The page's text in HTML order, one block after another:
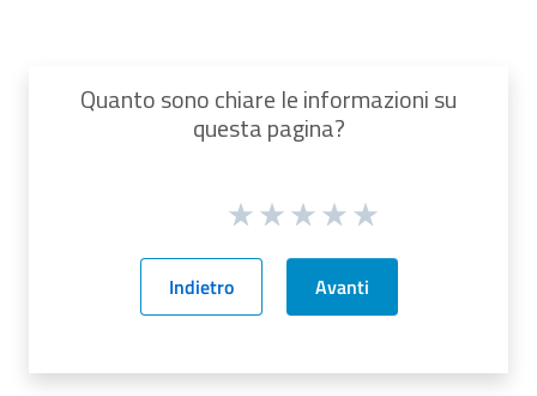
Quanto sono chiare le informazioni su
questa pagina?
Indietro Avanti